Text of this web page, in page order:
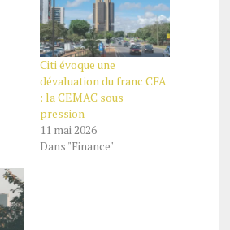
Citi évoque une
dévaluation du franc CFA
: la CEMAC sous
pression
11 mai 2026
Dans "Finance"